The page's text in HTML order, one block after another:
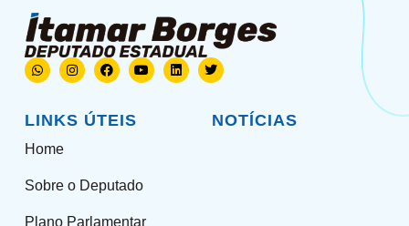
LINKS ÚTEIS
Home
Sobre o Deputado
Plano Parlamentar
NOTÍCIAS